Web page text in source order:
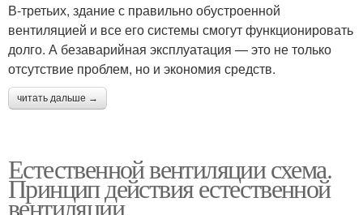
В-третьих, здание с правильно обустроенной
вентиляцией и все его системы смогут функционировать
долго. А безаварийная эксплуатация — это не только
отсутствие проблем, но и экономия средств.
читать дальше →
Естественной вентиляции схема.
Принцип действия естественной
вентиляции